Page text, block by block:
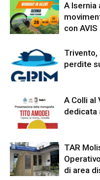
A Isernia
con AVIS
Trivento,
perdite
A Colli al
dedicata
TAR
di area